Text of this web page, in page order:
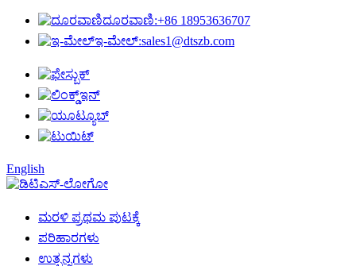
ದೂರವಾಣಿ:+86 18953636707
ಇ-ಮೇಲ್:sales1@dtszb.com
English
ಮರಳಿ ಪ್ರಥಮ ಪುಟಕ್ಕೆ
ಪರಿಹಾರಗಳು
ಉತ್ಪನ್ನಗಳು